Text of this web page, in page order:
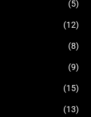
(5)
(12)
(8)
(9)
(15)
(13)